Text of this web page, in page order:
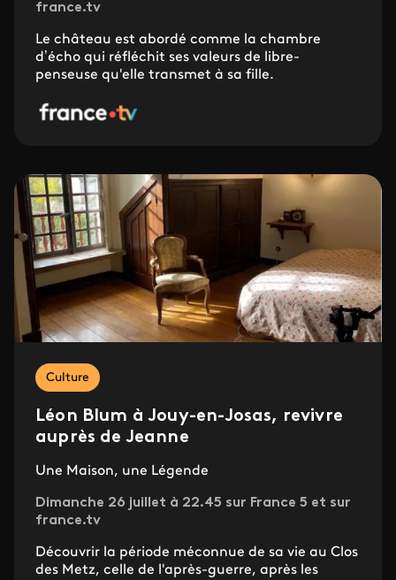
france.tv
Le château est abordé comme la chambre
d’écho qui réfléchit ses valeurs de libre-
penseuse qu'elle transmet à sa fille.
Culture
Léon Blum à Jouy-en-Josas, revivre
auprès de Jeanne
Une Maison, une Légende
Dimanche 26 juillet à 22.45 sur France 5 et sur
france.tv
Découvrir la période méconnue de sa vie au Clos
des Metz, celle de l'après-guerre, après les